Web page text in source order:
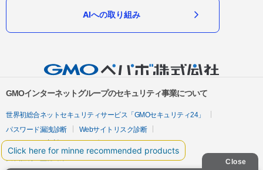
AIへの取り組み
GMOインターネットグループのセキュリティ事業について
世界初総合ネットセキュリティサービス「GMOセキュリティ24」
パスワード漏洩診断
Webサイトリスク診断
セキュリティ相談AIチャットボット
実在証明・盗聴対策